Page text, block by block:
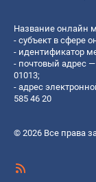
Название онлайн
- субъект в сфере
- идентификатор
- почтовый адрес
01013;
- адрес
585 46 20
© 2026 Все права